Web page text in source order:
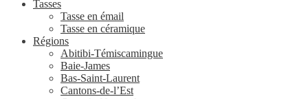
Tasses
Tasse en émail
Tasse en céramique
Régions
Abitibi-Témiscamingue
Baie-James
Bas-Saint-Laurent
Cantons-de-l’Est